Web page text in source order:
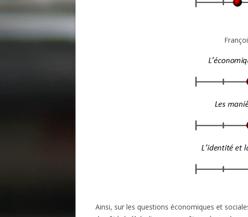
Ainsi, sur les questions économiques et